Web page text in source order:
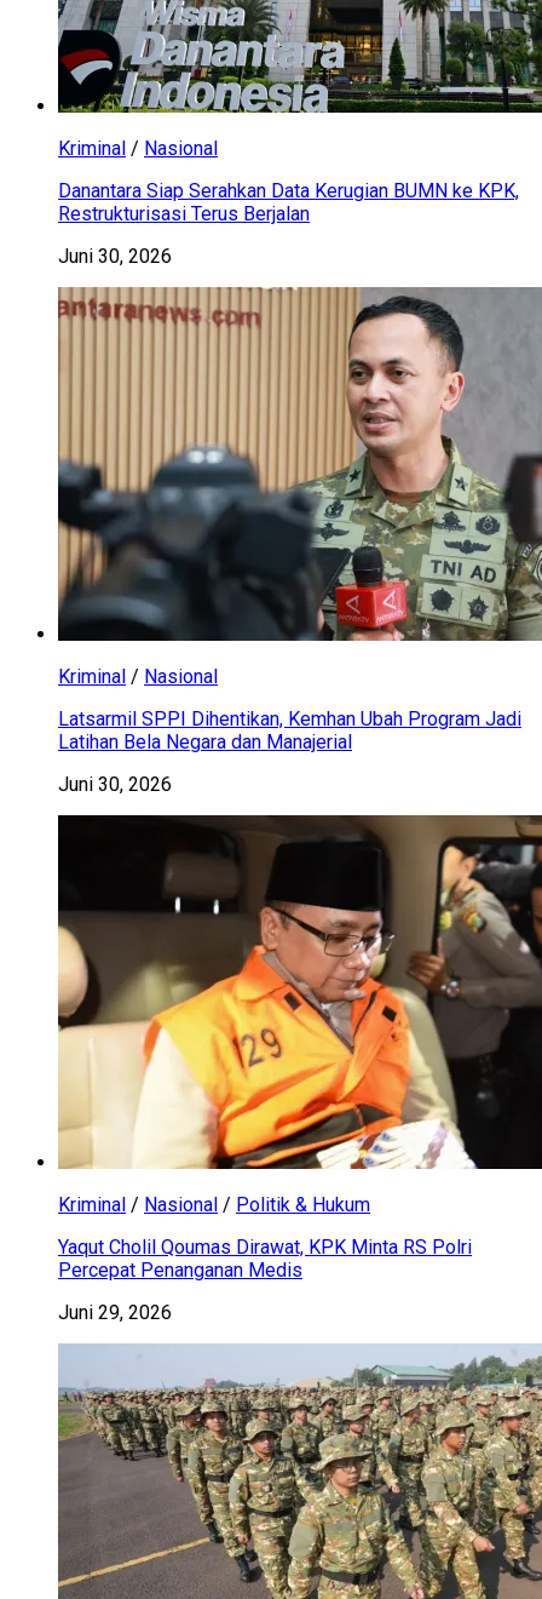
Kriminal / Nasional
Danantara Siap Serahkan Data Kerugian BUMN ke KPK,
Restrukturisasi Terus Berjalan
Juni 30, 2026
Kriminal / Nasional
Latsarmil SPPI Dihentikan, Kemhan Ubah Program Jadi
Latihan Bela Negara dan Manajerial
Juni 30, 2026
Kriminal / Nasional / Politik & Hukum
Yaqut Cholil Qoumas Dirawat, KPK Minta RS Polri
Percepat Penanganan Medis
Juni 29, 2026